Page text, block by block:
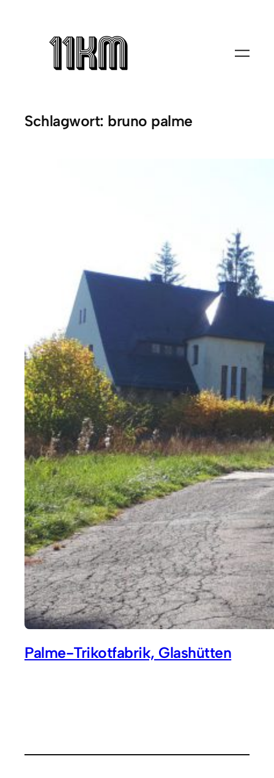
Schlagwort: bruno palme
Palme-Trikotfabrik, Glashütten